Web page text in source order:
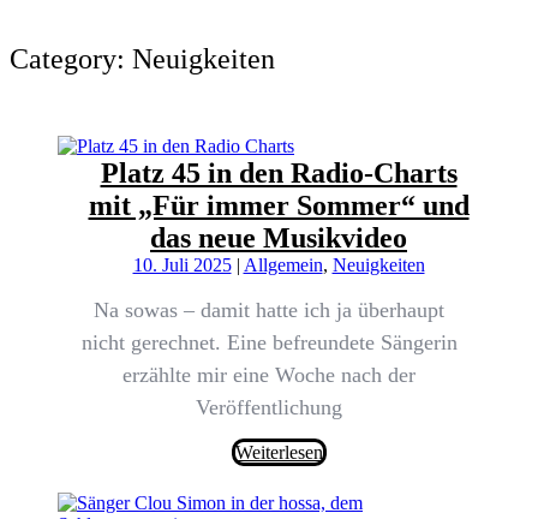
Category: Neuigkeiten
Platz 45 in den Radio-Charts
mit „Für immer Sommer“ und
das neue Musikvideo
10. Juli 2025 | Allgemein, Neuigkeiten
Na sowas – damit hatte ich ja überhaupt
nicht gerechnet. Eine befreundete Sängerin
erzählte mir eine Woche nach der
Veröffentlichung
Weiterlesen